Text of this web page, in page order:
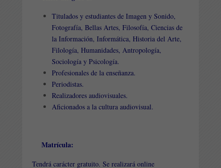
Titulados y estudiantes de Imagen y Sonido,
Fotografía, Bellas Artes, Filosofía, Ciencias de
la Información, Informática, Historia del Arte,
Filología, Humanidades, Antropología,
Sociología y Psicología.
Profesionales de la enseñanza.
Periodistas.
Realizadores audiovisuales.
Aficionados a la cultura audiovisual.
Matrícula:
Tendrá carácter gratuito. Se realizará online